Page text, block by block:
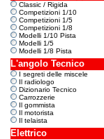
Classic / Rigida
Competizioni 1/10
Competizioni 1/5
Competizioni 1/8
Modelli 1/10 Pista
Modelli 1/5
Modelli 1/8 Pista
L'angolo Tecnico
I segreti delle miscele
Il radiologo
Dizionario Tecnico
Carrozzerie
Il gommista
Il motorista
Il telaista
Elettrico